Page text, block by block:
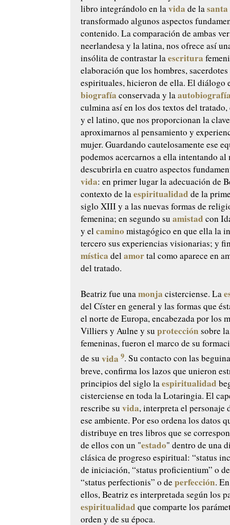
libro integrándolo en lavida de lasanta
transformado algunos aspectos
contenido. La comparación de ambas
neerlandesa y la latina, nos ofrece así
insólita de contrastar laescritura
elaboración que los hombres,
espirituales, hicieron de ella. El diálogo
biografía conservada y la
culmina así en los dos textos del
y el latino, que nos proporcionan la
aproximarnos al pensamiento y
mujer. Guardando cautelosamente ese
podemos acercarnos a ella intentando al
descubrirla en cuatro aspectos
vida: en primer lugar la adecuación de
contexto de laespiritualidad de la
siglo XIII y a las nuevas formas de
femenina; en segundo suamistad con
y elcamino mistagógico en que ella la
tercero sus experiencias visionarias; y
mística delamortal como aparece en
del tratado.
Beatriz fue unamonja cisterciense. La
del Císter en general y las formas que
el norte de Europa, encabezada por los
Villiers y Aulne y suprotección sobre
femeninas, fueron el marco de su
de suvida 9. Su contacto con las
breve, confirma los lazos que unieron
principios del siglo laespiritualidad
cisterciense en toda la Lotaringia. El
rescribe suvida, interpreta el personaje
ese ambiente. Por eso ordena los datos
distribuye en tres libros que se
de ellos con un "estado" dentro de una
clásica de progreso espiritual: “status
de iniciación, “status proficientium” o
“status perfectionis” o deperfección.
ellos, Beatriz es interpretada según los
espiritualidad que comparte los
orden y de su época.